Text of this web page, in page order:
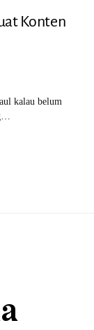
Konten
kalau belum